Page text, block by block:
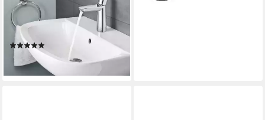
Waschtischarmatur Grohe
Waschtischarmatur Edge
verchromt
56,30 €
lieferbar - in 3-4 Werktagen bei dir